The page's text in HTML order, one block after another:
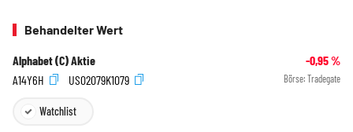
Behandelter Wert
Alphabet (C) Aktie -0,95%
A14Y6H
US02079K1079 Börse: Tradegate
Watchlist